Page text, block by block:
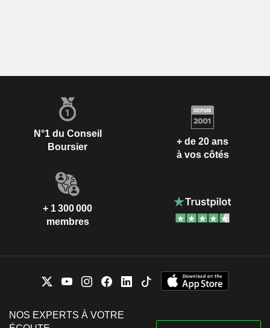
N°1 du Conseil
Boursier
+ de 20 ans
à vos côtés
+ 1 300 000
membres
NOS EXPERTS À VOTRE